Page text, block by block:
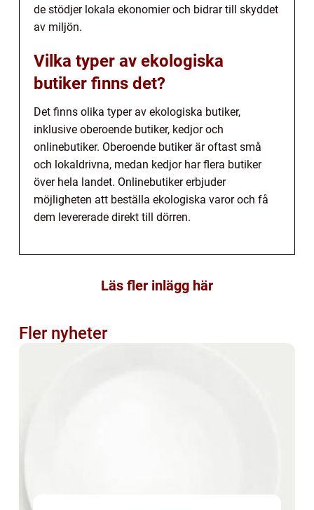
de stödjer lokala ekonomier och bidrar till skyddet
av miljön.
Vilka typer av ekologiska
butiker finns det?
Det finns olika typer av ekologiska butiker,
inklusive oberoende butiker, kedjor och
onlinebutiker. Oberoende butiker är oftast små
och lokaldrivna, medan kedjor har flera butiker
över hela landet. Onlinebutiker erbjuder
möjligheten att beställa ekologiska varor och få
dem levererade direkt till dörren.
Läs fler inlägg här
Fler nyheter